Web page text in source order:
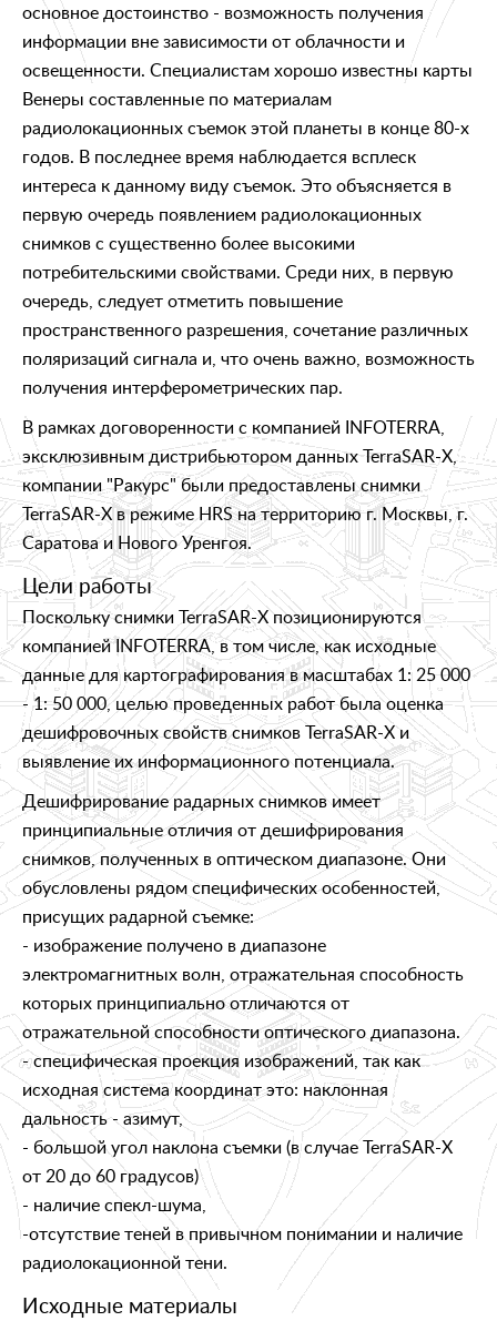
основное достоинство - возможность получения
информации вне зависимости от облачности и
освещенности. Специалистам хорошо известны карты
Венеры составленные по материалам
радиолокационных съемок этой планеты в конце 80-х
годов. В последнее время наблюдается всплеск
интереса к данному виду съемок. Это объясняется в
первую очередь появлением радиолокационных
снимков с существенно более высокими
потребительскими свойствами. Среди них, в первую
очередь, следует отметить повышение
пространственного разрешения, сочетание различных
поляризаций сигнала и, что очень важно, возможность
получения интерферометрических пар.
В рамках договоренности с компанией INFOTERRA,
эксклюзивным дистрибьютором данных TerraSAR-X,
компании "Ракурс" были предоставлены снимки
TerraSAR-X в режиме HRS на территорию г. Москвы, г.
Саратова и Нового Уренгоя.
Цели работы
Поскольку снимки TerraSAR-X позиционируются
компанией INFOTERRA, в том числе, как исходные
данные для картографирования в масштабах 1: 25 000
- 1: 50 000, целью проведенных работ была оценка
дешифровочных свойств снимков TerraSAR-X и
выявление их информационного потенциала.
Дешифрирование радарных снимков имеет
принципиальные отличия от дешифрирования
снимков, полученных в оптическом диапазоне. Они
обусловлены рядом специфических особенностей,
присущих радарной съемке:
- изображение получено в диапазоне
электромагнитных волн, отражательная способность
которых принципиально отличаются от
отражательной способности оптического диапазона.
- специфическая проекция изображений, так как
исходная система координат это: наклонная
дальность - азимут,
- большой угол наклона съемки (в случае TerraSAR-X
от 20 до 60 градусов)
- наличие спекл-шума,
-отсутствие теней в привычном понимании и наличие
радиолокационной тени.
Исходные материалы